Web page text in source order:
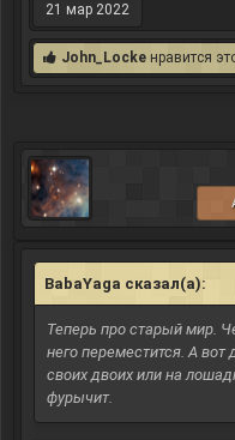
21 мар 2022
John_Locke нравится
BabaYaga сказал(а):
Теперь про старый мир.
него переместится. А вот
своих двоих или на
фурычит.